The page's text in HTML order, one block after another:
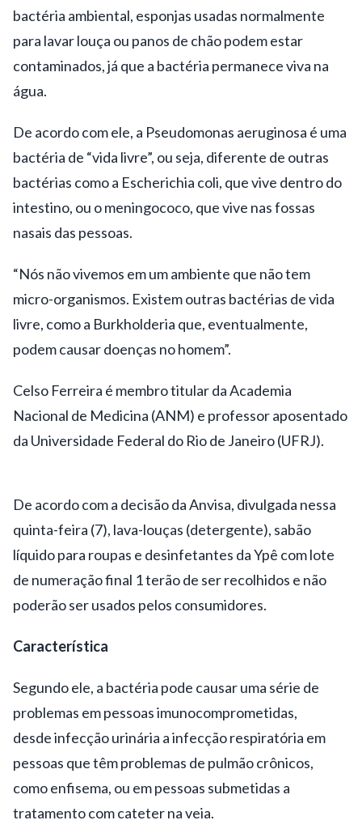
bactéria ambiental, esponjas usadas normalmente
para lavar louça ou panos de chão podem estar
contaminados, já que a bactéria permanece viva na
água.
De acordo com ele, a Pseudomonas aeruginosa é uma
bactéria de “vida livre”, ou seja, diferente de outras
bactérias como a Escherichia coli, que vive dentro do
intestino, ou o meningococo, que vive nas fossas
nasais das pessoas.
“Nós não vivemos em um ambiente que não tem
micro-organismos. Existem outras bactérias de vida
livre, como a Burkholderia que, eventualmente,
podem causar doenças no homem”.
Celso Ferreira é membro titular da Academia
Nacional de Medicina (ANM) e professor aposentado
da Universidade Federal do Rio de Janeiro (UFRJ).
De acordo com a decisão da Anvisa, divulgada nessa
quinta-feira (7), lava-louças (detergente), sabão
líquido para roupas e desinfetantes da Ypê com lote
de numeração final 1 terão de ser recolhidos e não
poderão ser usados pelos consumidores.
Característica
Segundo ele, a bactéria pode causar uma série de
problemas em pessoas imunocomprometidas,
desde infecção urinária a infecção respiratória em
pessoas que têm problemas de pulmão crônicos,
como enfisema, ou em pessoas submetidas a
tratamento com cateter na veia.